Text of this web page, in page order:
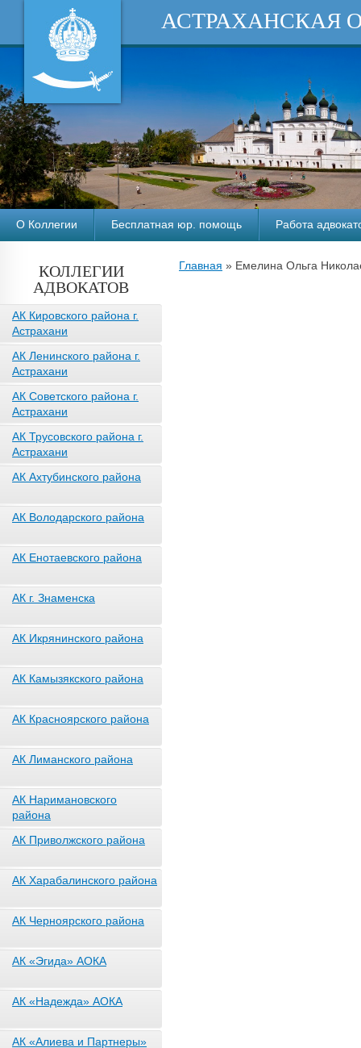
АСТРАХАНСКАЯ
О Коллегии Бесплатная юр. помощь Работа
КОЛЛЕГИИ
АДВОКАТОВ
АК Кировского района г.
Астрахани
АК Ленинского района г.
Астрахани
АК Советского района г.
Астрахани
АК Трусовского района г.
Астрахани
АК Ахтубинского района
АК Володарского района
АК Енотаевского района
АК г. Знаменска
АК Икрянинского района
АК Камызякского района
АК Красноярского района
АК Лиманского района
АК Наримановского
района
АК Приволжского района
АК Харабалинского района
АК Черноярского района
АК «Эгида» АОКА
АК «Надежда» АОКА
АК «Алиева и Партнеры»
Главная » Емелина Ольга